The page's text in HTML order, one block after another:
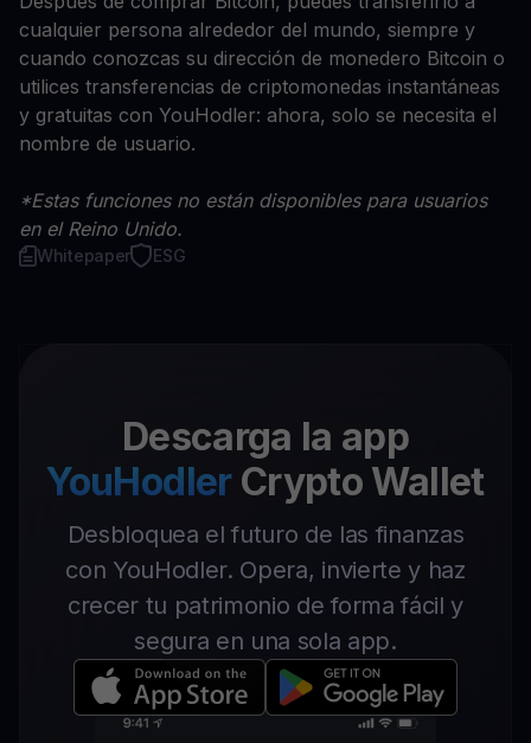
cualquier persona alrededor del mundo, siempre y
cuando conozcas su dirección de monedero Bitcoin o
utilices transferencias de criptomonedas instantáneas
y gratuitas con YouHodler: ahora, solo se necesita el
nombre de usuario.
*Estas funciones no están disponibles para usuarios
en el Reino Unido.
Whitepaper ESG
Descarga la app
YouHodler Crypto Wallet
Desbloquea el futuro de las finanzas
con YouHodler. Opera, invierte y haz
crecer tu patrimonio de forma fácil y
segura en una sola app.